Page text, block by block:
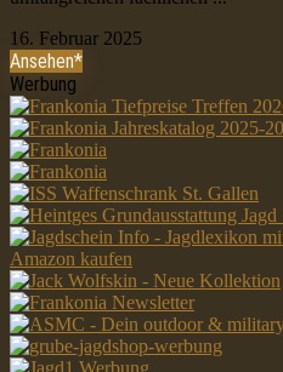
16. Februar 2025
Ansehen*
Werbung